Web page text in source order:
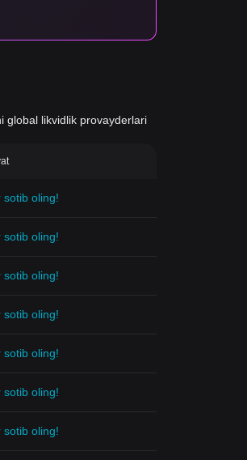
global likvidlik provayderlari
sotib oling!
sotib oling!
sotib oling!
sotib oling!
sotib oling!
sotib oling!
sotib oling!